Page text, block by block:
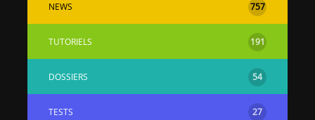
NEWS 757
TUTORIELS 191
DOSSIERS 54
TESTS 27